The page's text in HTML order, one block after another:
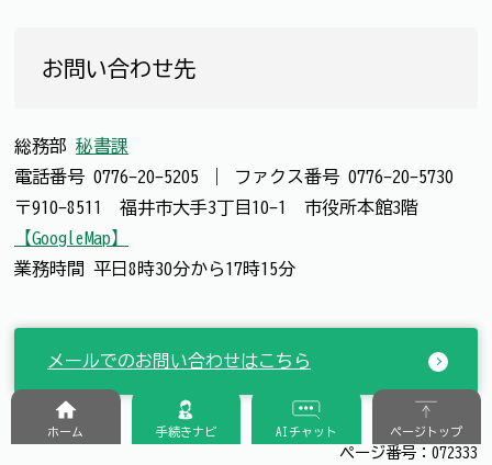
お問い合わせ先
総務部 秘書課
電話番号 0776-20-5205 ファクス番号 0776-20-5730
〒910-8511 福井市大手3丁目10-1 市役所本館3階
【GoogleMap】
業務時間 平日8時30分から17時15分
メールでのお問い合わせはこちら
ページ番号：072333
ホーム 手続きナビ AIチャット ページトップ